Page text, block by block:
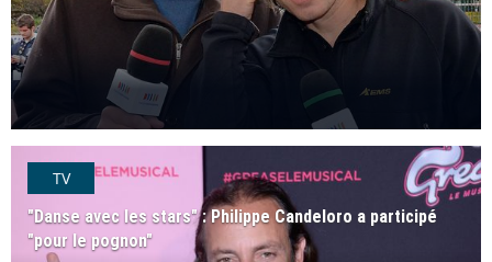
TV
"Danse avec les stars" : Philippe Candeloro a participé
"pour le pognon"